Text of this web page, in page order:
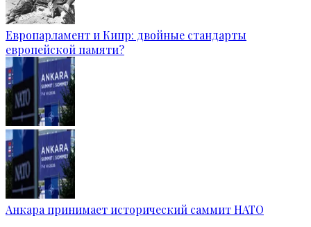
Европарламент и Кипр: двойные стандарты
европейской памяти?
Анкара принимает исторический саммит НАТО